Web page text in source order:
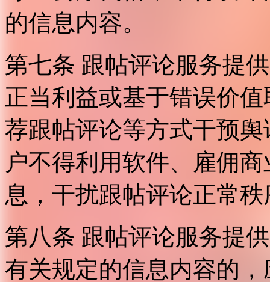
的信息内容。
第七条 跟帖评论服务提
正当利益或基于错误价
荐跟帖评论等方式干预
户不得利用软件、雇佣
息，干扰跟帖评论正常
第八条 跟帖评论服务提
有关规定的信息内容的